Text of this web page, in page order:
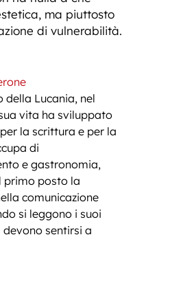
ma piuttosto
di vulnerabilità.
della Lucania, nel
vita ha sviluppato
la scrittura e per la
di
e gastronomia,
primo posto la
comunicazione
si leggono i suoi
sentirsi a